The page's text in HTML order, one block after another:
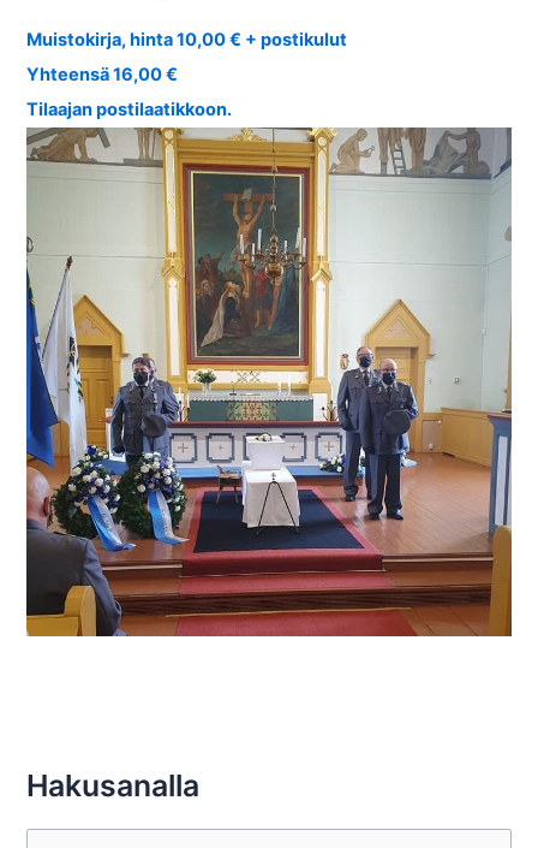
Muistokirja, hinta 10,00 € + postikulut
Yhteensä 16,00 €
Tilaajan postilaatikkoon.
Hakusanalla